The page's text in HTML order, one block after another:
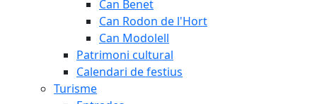
Can Benet
Can Rodon de l'Hort
Can Modolell
Patrimoni cultural
Calendari de festius
Turisme